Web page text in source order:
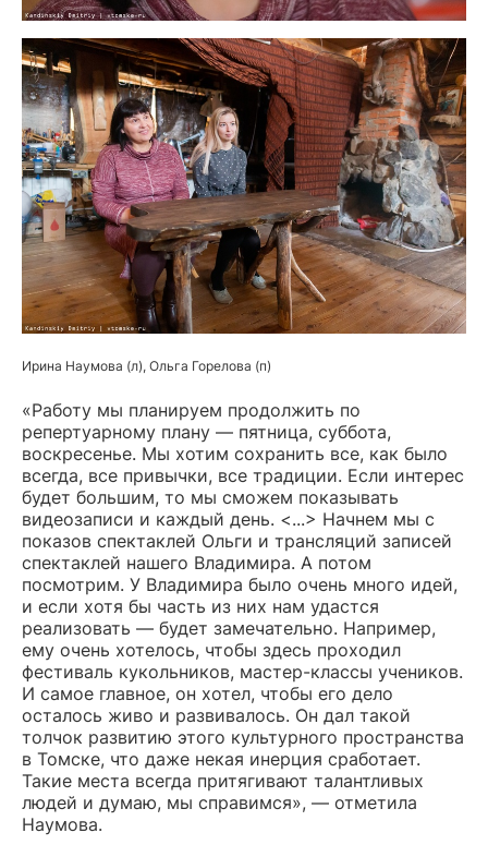
Ирина Наумова (л), Ольга Горелова (п)
«Работу мы планируем продолжить по
репертуарному плану — пятница, суббота,
воскресенье. Мы хотим сохранить все, как было
всегда, все привычки, все традиции. Если интерес
будет большим, то мы сможем показывать
видеозаписи и каждый день. <...> Начнем мы с
показов спектаклей Ольги и трансляций записей
спектаклей нашего Владимира. А потом
посмотрим. У Владимира было очень много идей,
и если хотя бы часть из них нам удастся
реализовать — будет замечательно. Например,
ему очень хотелось, чтобы здесь проходил
фестиваль кукольников, мастер-классы учеников.
И самое главное, он хотел, чтобы его дело
осталось живо и развивалось. Он дал такой
толчок развитию этого культурного пространства
в Томске, что даже некая инерция сработает.
Такие места всегда притягивают талантливых
людей и думаю, мы справимся», — отметила
Наумова.